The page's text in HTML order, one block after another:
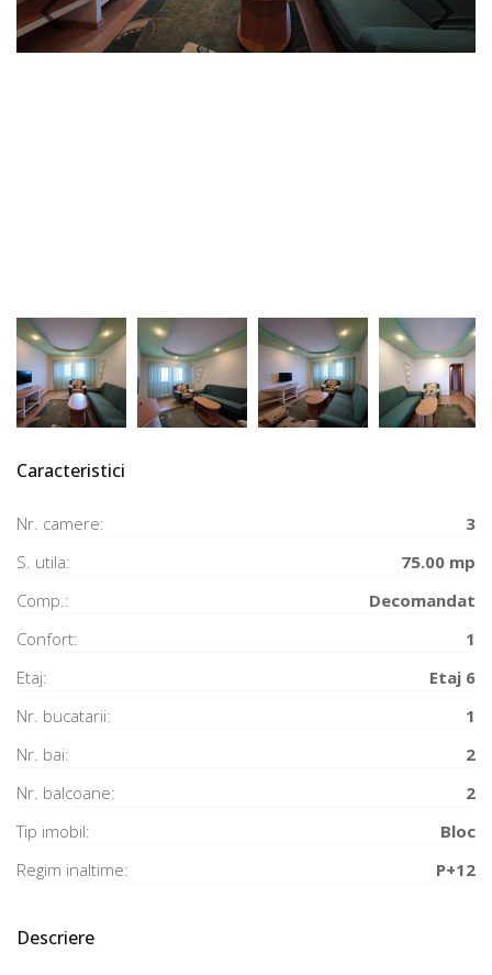
Caracteristici
Nr. camere:
3
S. utila:
75.00 mp
Comp.:
Decomandat
Confort:
1
Etaj:
Etaj 6
Nr. bucatarii:
1
Nr. bai:
2
Nr. balcoane:
2
Tip imobil:
Bloc
Regim inaltime:
P+12
Descriere